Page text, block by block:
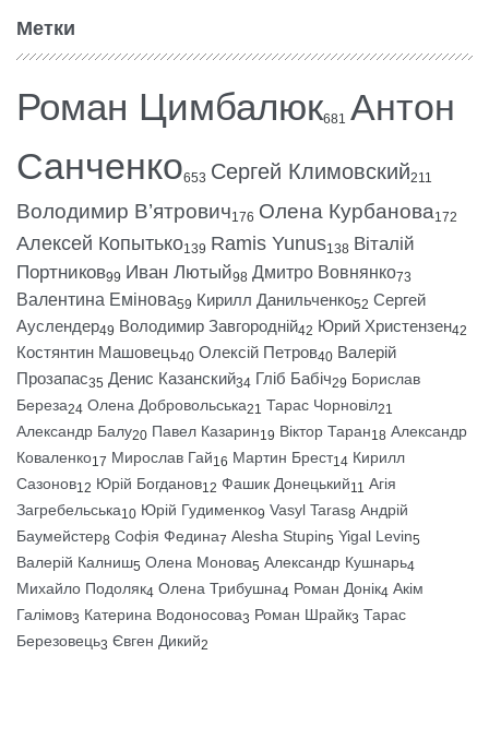
Метки
Роман Цимбалюк681 Антон
Санченко653 Сергей Климовский211
Володимир В’ятрович176 Олена Курбанова172
Алексей Копытько139 Ramis Yunus138 Віталій
Портников99 Иван Лютый98 Дмитро Вовнянко73
Валентина Емінова59 Кирилл Данильченко52 Сергей
Ауслендер49 Володимир Завгородній42 Юрий Христензен42
Костянтин Машовець40 Олексій Петров40 Валерій
Прозапас35 Денис Казанский34 Гліб Бабіч29 Борислав
Береза24 Олена Добровольська21 Тарас Чорновіл21
Александр Балу20 Павел Казарин19 Віктор Таран18 Александр
Коваленко17 Мирослав Гай16 Мартин Брест14 Кирилл
Сазонов12 Юрій Богданов12 Фашик Донецький11 Агія
Загребельська10 Юрій Гудименко9 Vasyl Taras8 Андрій
Баумейстер8 Софія Федина7 Alesha Stupin5 Yigal Levin5
Валерій Калниш5 Олена Монова5 Александр Кушнарь4
Михайло Подоляк4 Олена Трибушна4 Роман Донік4 Акім
Галімов3 Катерина Водоносова3 Роман Шрайк3 Тарас
Березовець3 Євген Дикий2